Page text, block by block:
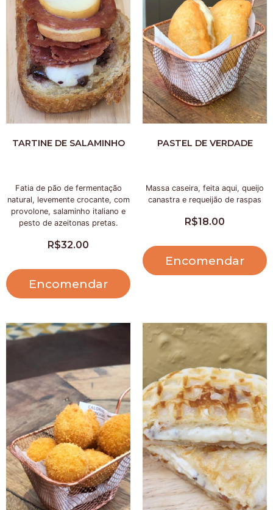
TARTINE DE SALAMINHO
Fatia de pão de fermentação
natural, levemente crocante, com
provolone, salaminho italiano e
pesto de azeitonas pretas.
R$32.00
Encomendar
PASTEL DE VERDADE
Massa caseira, feita aqui, queijo
canastra e requeijão de raspas
R$18.00
Encomendar